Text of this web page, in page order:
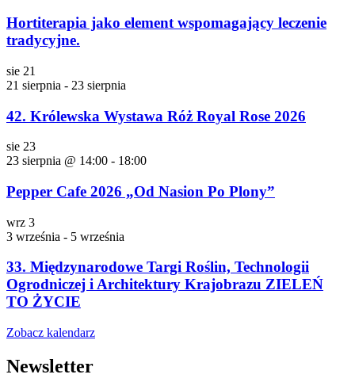
Hortiterapia jako element wspomagający leczenie
tradycyjne.
sie 21
21 sierpnia - 23 sierpnia
42. Królewska Wystawa Róż Royal Rose 2026
sie 23
23 sierpnia @ 14:00 - 18:00
Pepper Cafe 2026 „Od Nasion Po Plony”
wrz 3
3 września - 5 września
33. Międzynarodowe Targi Roślin, Technologii
Ogrodniczej i Architektury Krajobrazu ZIELEŃ
TO ŻYCIE
Zobacz kalendarz
Newsletter